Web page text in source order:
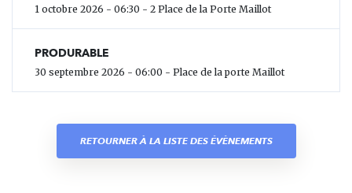
1 octobre 2026 - 06:30 - 2 Place de la Porte Maillot
PRODURABLE
30 septembre 2026 - 06:00 - Place de la porte Maillot
RETOURNER À LA LISTE DES ÉVÈNEMENTS